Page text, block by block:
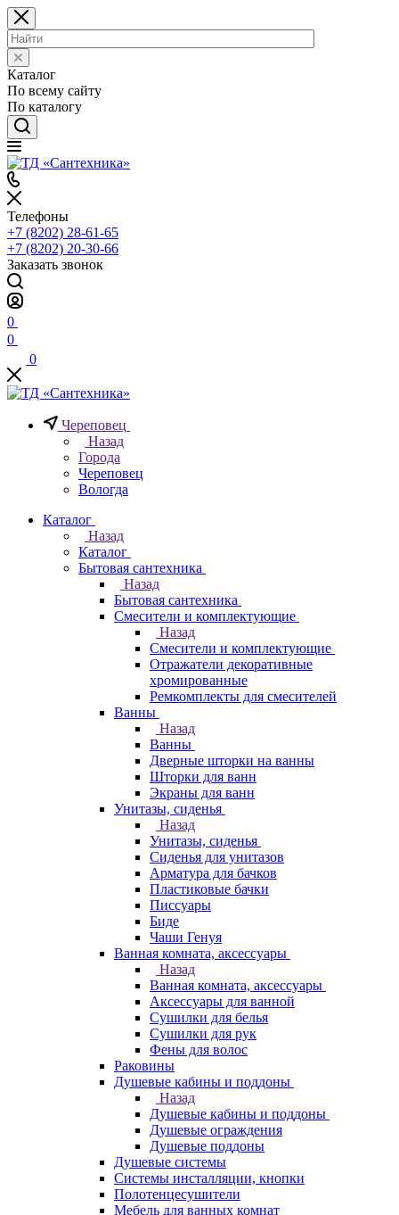
Каталог
По всему сайту
По каталогу
Телефоны
+7 (8202) 28‑61-65
+7 (8202) 20‑30-66
Заказать звонок
0
0
0
Череповец
Назад
Города
Череповец
Вологда
Каталог
Назад
Каталог
Бытовая сантехника
Назад
Бытовая сантехника
Смесители и комплектующие
Назад
Смесители и комплектующие
Отражатели декоративные
хромированные
Ремкомплекты для смесителей
Ванны
Назад
Ванны
Дверные шторки на ванны
Шторки для ванн
Экраны для ванн
Унитазы, сиденья
Назад
Унитазы, сиденья
Сиденья для унитазов
Арматура для бачков
Пластиковые бачки
Писсуары
Биде
Чаши Генуя
Ванная комната, аксессуары
Назад
Ванная комната, аксессуары
Аксессуары для ванной
Сушилки для белья
Сушилки для рук
Фены для волос
Раковины
Душевые кабины и поддоны
Назад
Душевые кабины и поддоны
Душевые ограждения
Душевые поддоны
Душевые системы
Системы инсталляции, кнопки
Полотенцесушители
Мебель для ванных комнат